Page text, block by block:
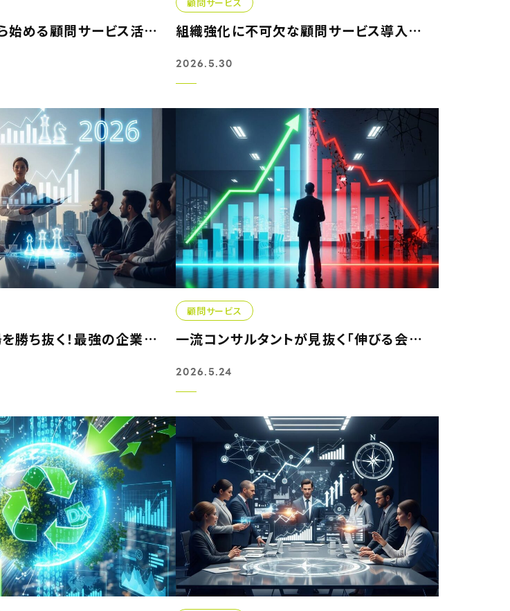
月額数万円から始める顧問サービス活用法！コスパ最強の経営... 組織強化に不可欠な顧問サービス導入のタイミングとは
2026.5.30
2026年の市場を勝ち抜く！最強の企業戦略を叶えるコンサルテ...
顧問サービス
一流コンサルタントが見抜く「伸びる会社」と「潰れる会社」...
2026.5.24